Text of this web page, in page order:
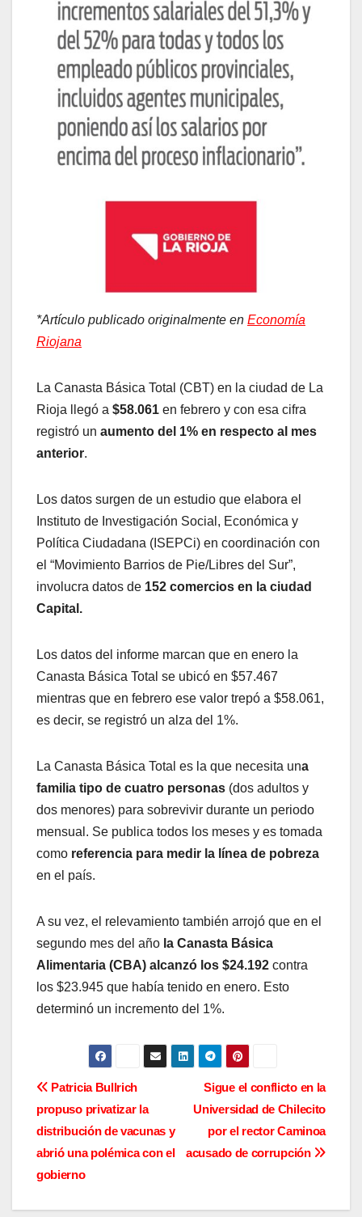
*Artículo publicado originalmente en Economía
Riojana
La Canasta Básica Total (CBT) en la ciudad de La
Rioja llegó a $58.061 en febrero y con esa cifra
registró un aumento del 1% en respecto al mes
anterior.
Los datos surgen de un estudio que elabora el
Instituto de Investigación Social, Económica y
Política Ciudadana (ISEPCi) en coordinación con
el “Movimiento Barrios de Pie/Libres del Sur”,
involucra datos de 152 comercios en la ciudad
Capital.
Los datos del informe marcan que en enero la
Canasta Básica Total se ubicó en $57.467
mientras que en febrero ese valor trepó a $58.061,
es decir, se registró un alza del 1%.
La Canasta Básica Total es la que necesita una
familia tipo de cuatro personas (dos adultos y
dos menores) para sobrevivir durante un periodo
mensual. Se publica todos los meses y es tomada
como referencia para medir la línea de pobreza
en el país.
A su vez, el relevamiento también arrojó que en el
segundo mes del año la Canasta Básica
Alimentaria (CBA) alcanzó los $24.192 contra
los $23.945 que había tenido en enero. Esto
determinó un incremento del 1%.
N
a
v
e
Sigue el conflicto en la
Universidad de Chilecito
por el rector Caminoa
acusado de corrupción
Patricia Bullrich
propuso privatizar la
distribución de vacunas y
abrió una polémica con el
gobierno